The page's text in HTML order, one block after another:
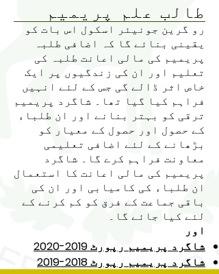
طالب علم پریمیم
رو گرین جونیئر اسکول اس بات کو
یقینی بنائے گا کہ اضافی طلبہ
پریمیم کی مالی اعانت طلبہ کی
تعلیم اور ان کی زندگیوں پر ایک
خاص اثر ڈالے گی جس کے لئے انہیں
فراہم کیا گیا تھا۔ شاگرد پریمیم
ترقی کو بہتر بنانے اور ان طلباء
کے حصول اور حصول کے معیار کو
بڑھانے کے لئے اضافی تعلیمی
معاونت فراہم کرے گا۔ شاگرد
پریمیم کی مالی اعانت کا استعمال
ان طلباء کی کامیابی اور ان کی
باقی جماعت کے فرق کو کم کرنے کے
لئے کیا جائے گا۔
اور
شاگرد پریمیم رپورٹ 2019-2020
شاگرد پریمیم رپورٹ 2018-2019